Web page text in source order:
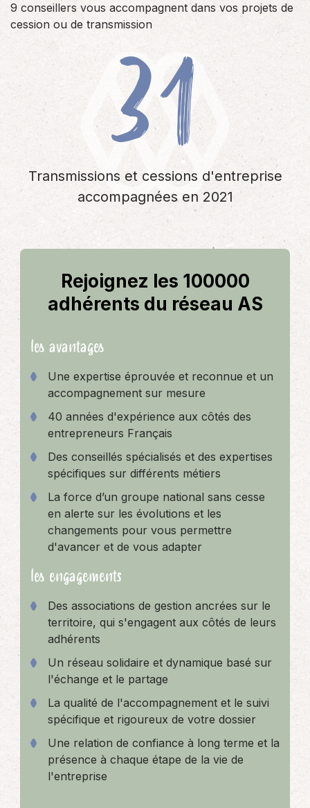
9 conseillers vous accompagnent dans vos projets de
cession ou de transmission31
Transmissions et cessions d'entreprise
accompagnées en 2021
Rejoignez les 100000
adhérents du réseau AS
les avantages
Une expertise éprouvée et reconnue et un
accompagnement sur mesure
40 années d'expérience aux côtés des
entrepreneurs Français
Des conseillés spécialisés et des expertises
spécifiques sur différents métiers
La force d’un groupe national sans cesse
en alerte sur les évolutions et les
changements pour vous permettre
d'avancer et de vous adapter
les engagements
Des associations de gestion ancrées sur le
territoire, qui s'engagent aux côtés de leurs
adhérents
Un réseau solidaire et dynamique basé sur
l'échange et le partage
La qualité de l'accompagnement et le suivi
spécifique et rigoureux de votre dossier
Une relation de confiance à long terme et la
présence à chaque étape de la vie de
l'entreprise